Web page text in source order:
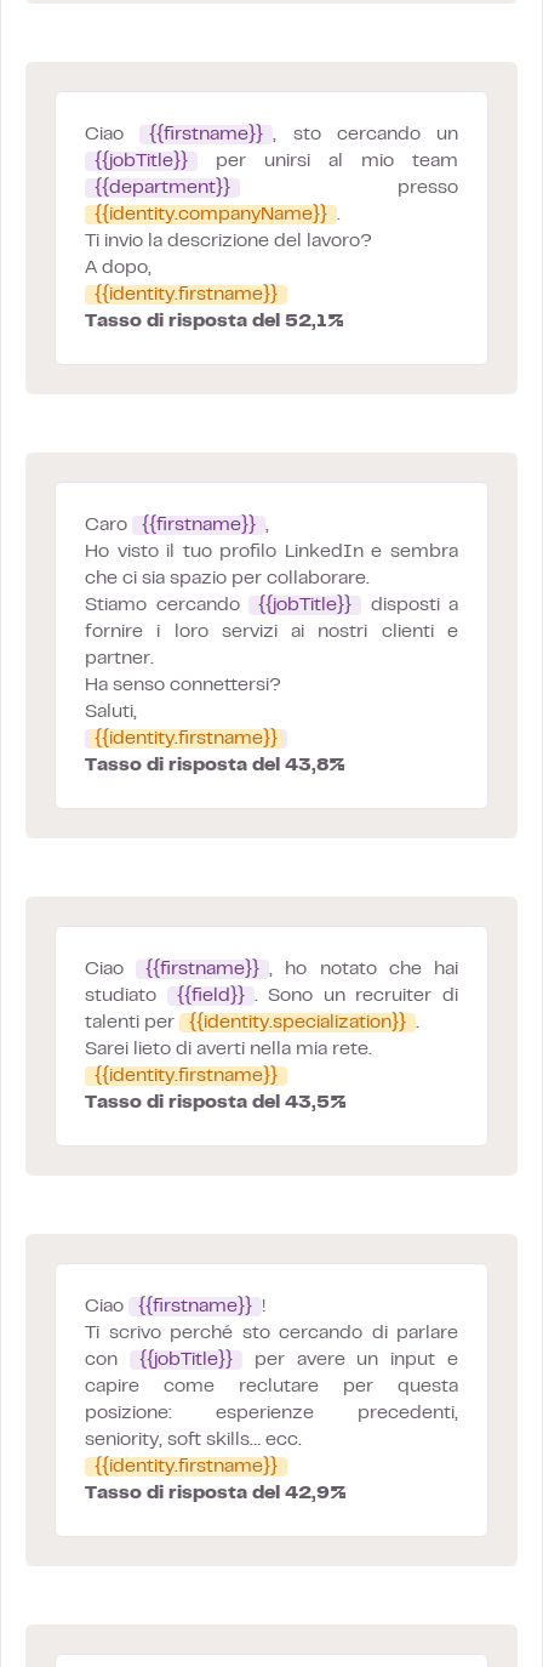
Ciao {{firstname}} , sto cercando un
{{jobTitle}}
per unirsi al mio team
{{department}}
presso
{{identity.companyName}} .
Ti invio la descrizione del lavoro?
A dopo,
{{identity.firstname}}
Tasso di risposta del 52,1%
Caro {{firstname}} ,
Ho visto il tuo profilo LinkedIn e sembra
che ci sia spazio per collaborare.
Stiamo cercando
{{jobTitle}}
disposti a
fornire i loro servizi ai nostri clienti e
partner.
Ha senso connettersi?
Saluti,
{{identity.firstname}}
Tasso di risposta del 43,8%
Ciao {{firstname}} , ho notato che hai
studiato
{{field}} . Sono un recruiter di
talenti per
{{identity.specialization}} .
Sarei lieto di averti nella mia rete.
{{identity.firstname}}
Tasso di risposta del 43,5%
Ciao {{firstname}}
!
Ti scrivo perché sto cercando di parlare
con
{{jobTitle}}
per avere un input e
capire come reclutare per questa
posizione: esperienze precedenti,
seniority, soft skills… ecc.
{{identity.firstname}}
Tasso di risposta del 42,9%